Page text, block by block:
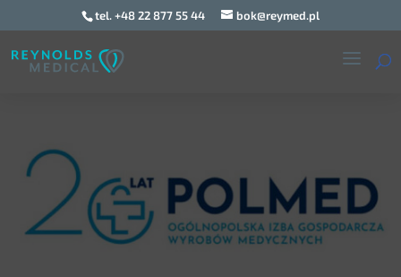
tel. +48 22 877 55 44 bok@reymed.pl